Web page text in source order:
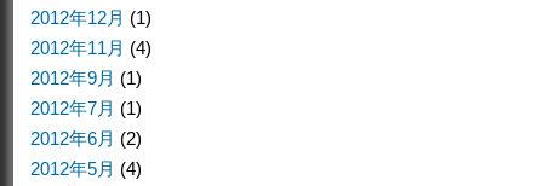
2012年12月 (1)
2012年11月 (4)
2012年9月 (1)
2012年7月 (1)
2012年6月 (2)
2012年5月 (4)